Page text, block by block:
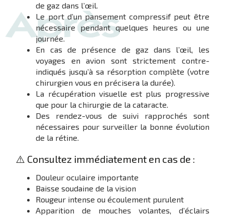
de gaz dans l’œil.
Le port d’un pansement compressif peut être
nécessaire pendant quelques heures ou une
journée.
En cas de présence de gaz dans l’œil, les
voyages en avion sont strictement contre-
indiqués jusqu’à sa résorption complète (votre
chirurgien vous en précisera la durée).
La récupération visuelle est plus progressive
que pour la chirurgie de la cataracte.
Des rendez-vous de suivi rapprochés sont
nécessaires pour surveiller la bonne évolution
de la rétine.
⚠️ Consultez immédiatement en cas de :
Douleur oculaire importante
Baisse soudaine de la vision
Rougeur intense ou écoulement purulent
Apparition de mouches volantes, d’éclairs